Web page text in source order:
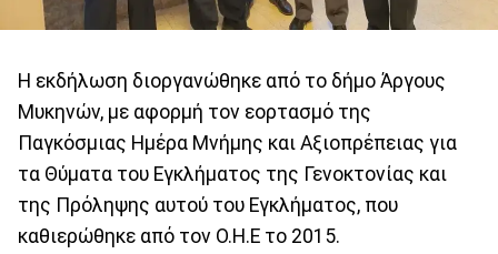
Η εκδήλωση διοργανώθηκε από το δήμο Άργους
Μυκηνών, με αφορμή τον εορτασμό της
Παγκόσμιας Ημέρα Μνήμης και Αξιοπρέπειας για
τα Θύματα του Εγκλήματος της Γενοκτονίας και
της Πρόληψης αυτού του Εγκλήματος, που
καθιερώθηκε από τον Ο.Η.Ε το 2015.